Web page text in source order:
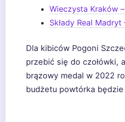
Wieczysta Kraków
Składy Real
Dla kibiców Pogoni
przebić się do czołówki,
brązowy medal w 2022
budżetu powtórka